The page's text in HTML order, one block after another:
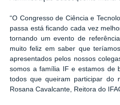
“O Congresso de Ciência e
passa está ficando cada vez
tornando um evento de
muito feliz em saber que
apresentados pelos nossos
somos a família IF e estamos de
todos que queiram participar do
Rosana Cavalcante, Reitora do